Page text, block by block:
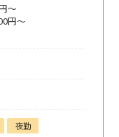
～
円～
夜勤